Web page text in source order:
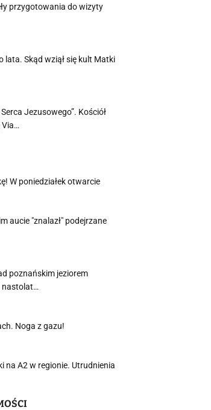
przygotowania do wizyty
lata. Skąd wziął się kult Matki
Jezusowego”. Kościół
Via…
W poniedziałek otwarcie
aucie "znalazł" podejrzane
poznańskim jeziorem
nastolat…
Noga z gazu!
na A2 w regionie. Utrudnienia